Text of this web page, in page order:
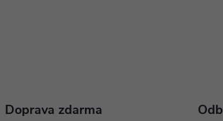
Doprava zdarma